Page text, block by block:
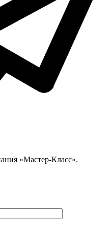
«Мастер-Класс».